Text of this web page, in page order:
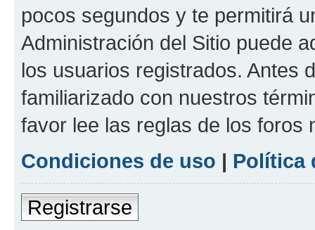
pocos segundos y te permitirá
Administración del Sitio puede
los usuarios registrados. Antes
familiarizado con nuestros
favor lee las reglas de los foros
Condiciones de uso | Política
Registrarse